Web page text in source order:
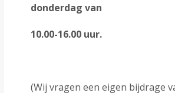
donderdag van
10.00-16.00 uur.
(Wij vragen een eigen bijdrage